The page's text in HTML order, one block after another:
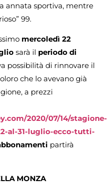
annata sportiva, mentre
99.
mercoledì 22
sarà il periodo di
possibilità di rinnovare il
che lo avevano già
a prezzi
2020/07/14/stagione-
al-31-luglio-ecco-tutti-
partirà
MONZA